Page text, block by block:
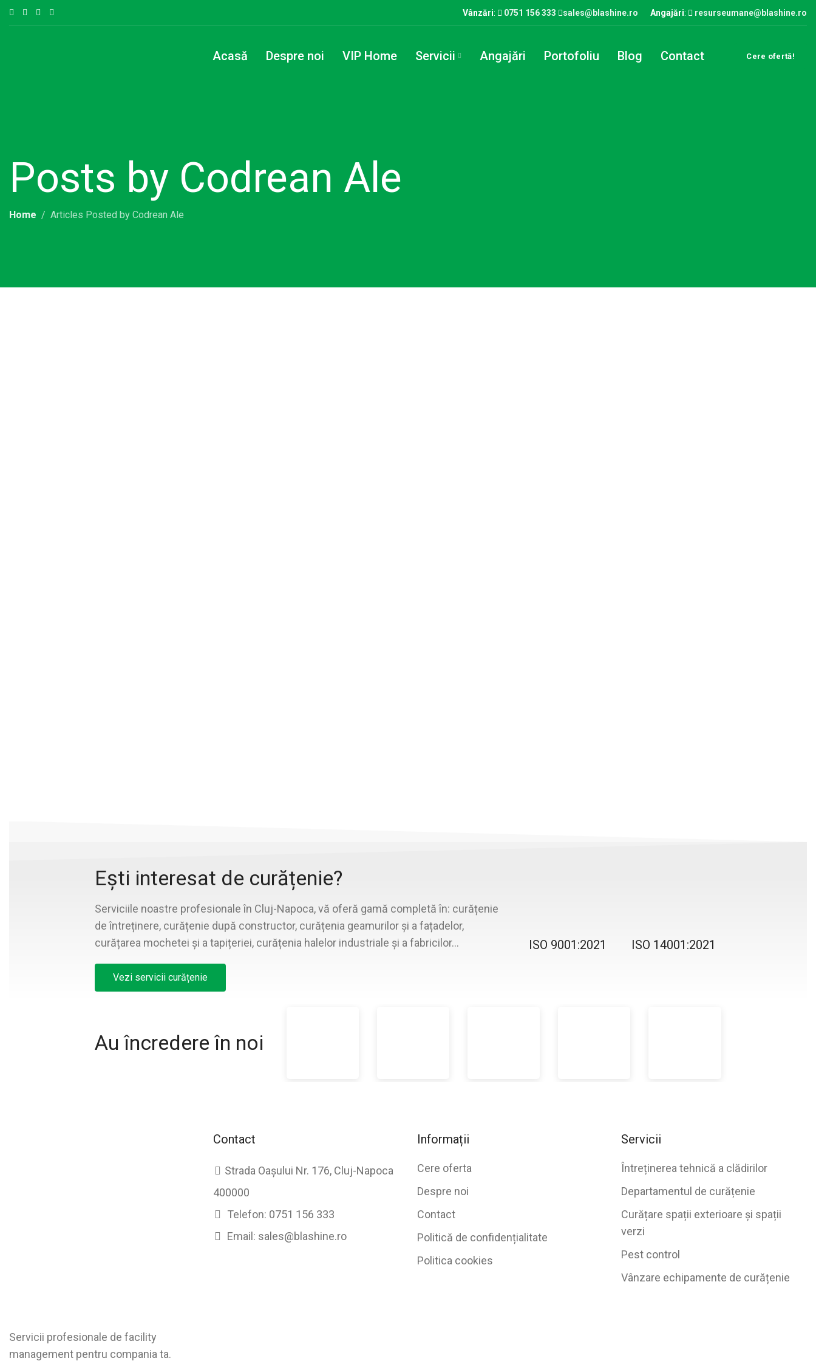
Vânzări: 0751 156 333 sales@blashine.ro Angajări: resurseumane@blashine.ro
Acasă Despre noi VIP Home Servicii Angajări Portofoliu Blog Contact Cere ofertă!
Posts by Codrean Ale
Home Articles Posted by Codrean Ale
Ești interesat de curățenie?
Serviciile noastre profesionale în Cluj-Napoca, vă oferă gamă completă în: curățenie
de întreținere, curățenie după constructor, curățenia geamurilor și a fațadelor,
curățarea mochetei și a tapițeriei, curățenia halelor industriale și a fabricilor…
Vezi servicii curățenie
ISO 9001:2021 ISO 14001:2021
Au încredere în noi
Servicii profesionale de facility
management pentru compania ta.
Contact
Strada Oașului Nr. 176, Cluj-Napoca
400000
Telefon: 0751 156 333
Email: sales@blashine.ro
Informații
Cere oferta
Despre noi
Contact
Politică de confidențialitate
Politica cookies
Servicii
Întreținerea tehnică a clădirilor
Departamentul de curățenie
Curățare spații exterioare și spații
verzi
Pest control
Vânzare echipamente de curățenie